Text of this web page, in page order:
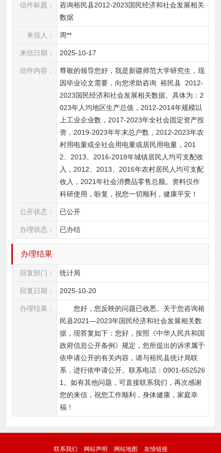
信件标题：
咨询裕民县2012-2023国民经济和社会发展相关
数据
来信人： 周**
来信日期： 2025-10-17
信件内容：
尊敬的领导您好，我是新疆师范大学研究生，现
因毕业论文需要，向您求助咨询  裕民县  2012-
2023国民经济和社会发展相关数据。具体为：2
023年人均地区生产总值，2012-2014年规模以
上工业企业数，2017-2023年全社会固定资产投
资，2019-2023年年末总户数，2012-2023年农
村用电量或全社会用电量或居民用电量，201
2、2013、2016-2018年城镇居民人均可支配收
入，2012、2013、2016年农村居民人均可支配
收入，2021年社会消费品零售总额。资料仅作
科研使用，盼复，祝您一切顺利，健康平安！
公开状态： 已公开
办理状态： 已办结
办理结果
回复部门： 统计局
回复日期： 2025-10-20
办理结果： 您好，您反映的问题已收悉。关于您咨询裕
民县2021—2023年国民经济和社会发展相关数
据 ，现答复如下：您好，按照《中华人民共和国
政府信息公开条例》规定，您所提出的诉求属于
依申请公开的有关内容，请与裕民县统计局联
系，进行依申请公开。联系电话：0901-652526
1 。如有其他问题，可直接联系我们，再次感谢
您的来信，祝您工作顺利，身体健康，家庭幸
福！
联系我们 网站声明 网站地图 友情链接